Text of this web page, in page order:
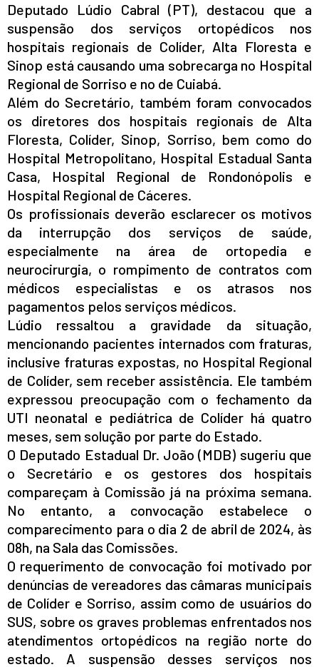
Deputado Lúdio Cabral (PT), destacou que a
suspensão dos serviços ortopédicos nos
hospitais regionais de Colíder, Alta Floresta e
Sinop está causando uma sobrecarga no Hospital
Regional de Sorriso e no de Cuiabá.
Além do Secretário, também foram convocados
os diretores dos hospitais regionais de Alta
Floresta, Colíder, Sinop, Sorriso, bem como do
Hospital Metropolitano, Hospital Estadual Santa
Casa, Hospital Regional de Rondonópolis e
Hospital Regional de Cáceres.
Os profissionais deverão esclarecer os motivos
da interrupção dos serviços de saúde,
especialmente na área de ortopedia e
neurocirurgia, o rompimento de contratos com
médicos especialistas e os atrasos nos
pagamentos pelos serviços médicos.
Lúdio ressaltou a gravidade da situação,
mencionando pacientes internados com fraturas,
inclusive fraturas expostas, no Hospital Regional
de Colíder, sem receber assistência. Ele também
expressou preocupação com o fechamento da
UTI neonatal e pediátrica de Colíder há quatro
meses, sem solução por parte do Estado.
O Deputado Estadual Dr. João (MDB) sugeriu que
o Secretário e os gestores dos hospitais
compareçam à Comissão já na próxima semana.
No entanto, a convocação estabelece o
comparecimento para o dia 2 de abril de 2024, às
08h, na Sala das Comissões.
O requerimento de convocação foi motivado por
denúncias de vereadores das câmaras municipais
de Colíder e Sorriso, assim como de usuários do
SUS, sobre os graves problemas enfrentados nos
atendimentos ortopédicos na região norte do
estado. A suspensão desses serviços nos